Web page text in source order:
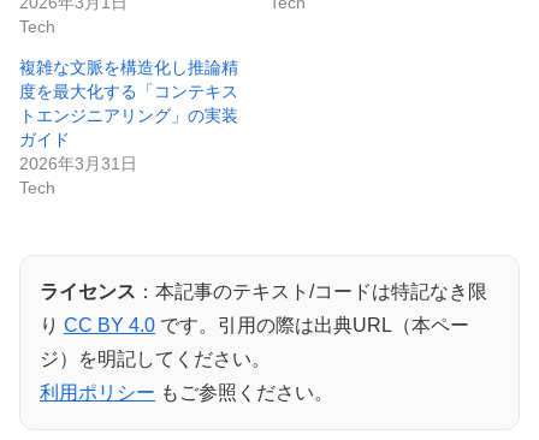
Tech
複雑な文脈を構造化し推論精
度を最大化する「コンテキス
トエンジニアリング」の実装
ガイド
2026年3月31日
Tech
ライセンス ：本記事のテキスト/コードは特記なき限
り CC BY 4.0 です。引用の際は出典URL（本ペー
ジ）を明記してください。
利用ポリシー もご参照ください。